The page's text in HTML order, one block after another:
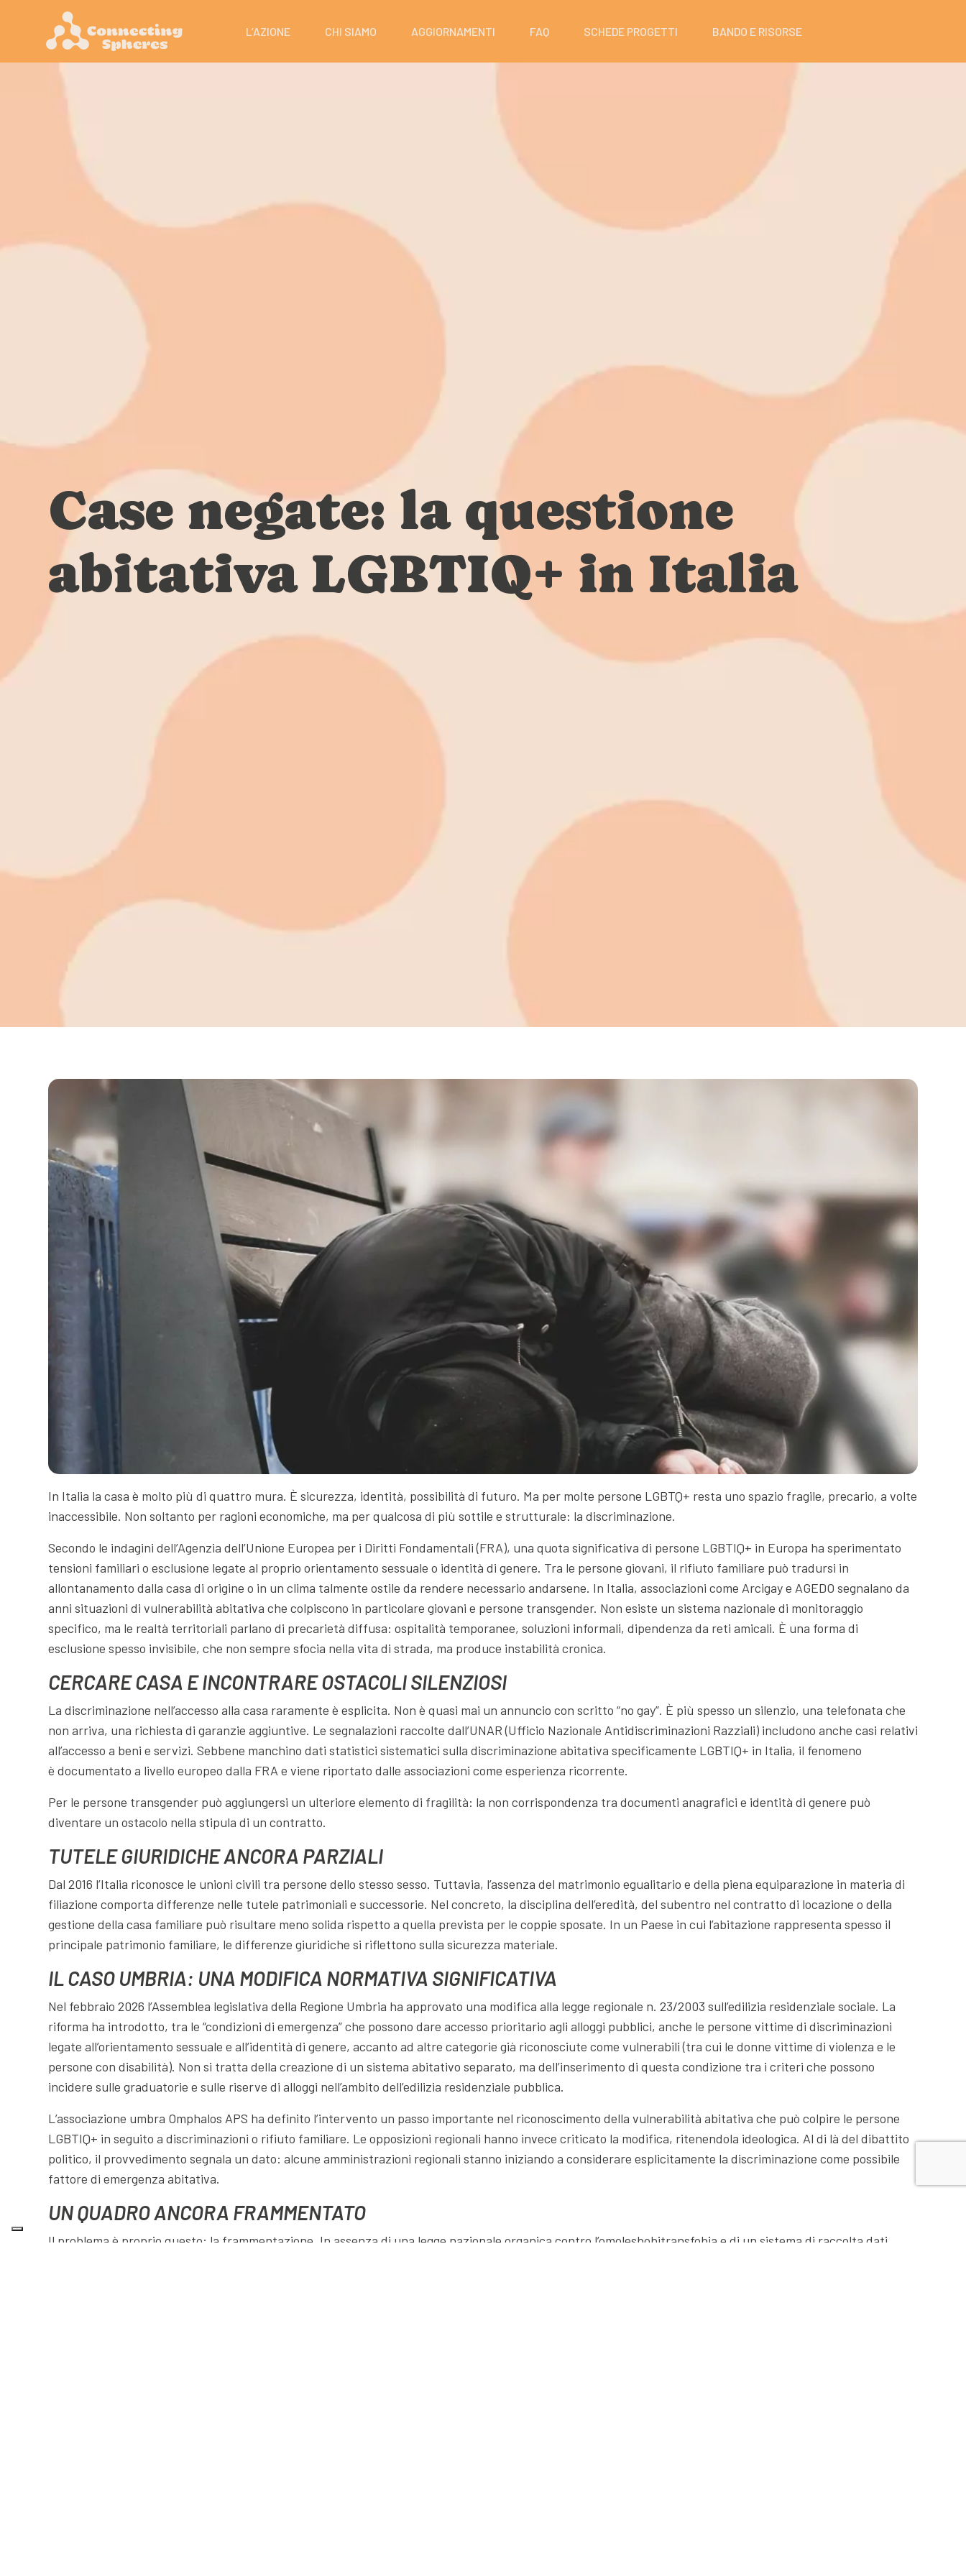
L’AZIONE CHI SIAMO AGGIORNAMENTI FAQ SCHEDE PROGETTI BANDO E RISORSE
Case negate: la questione
abitativa LGBTIQ+ in Italia
In Italia la casa è molto più di quattro mura. È sicurezza, identità, possibilità di futuro. Ma per molte persone LGBTQ+ resta uno spazio fragile, precario, a volte
inaccessibile. Non soltanto per ragioni economiche, ma per qualcosa di più sottile e strutturale: la discriminazione.
Secondo le indagini dell’Agenzia dell’Unione Europea per i Diritti Fondamentali (FRA), una quota significativa di persone LGBTIQ+ in Europa ha sperimentato
tensioni familiari o esclusione legate al proprio orientamento sessuale o identità di genere. Tra le persone giovani, il rifiuto familiare può tradursi in
allontanamento dalla casa di origine o in un clima talmente ostile da rendere necessario andarsene. In Italia, associazioni come Arcigay e AGEDO segnalano da
anni situazioni di vulnerabilità abitativa che colpiscono in particolare giovani e persone transgender. Non esiste un sistema nazionale di monitoraggio
specifico, ma le realtà territoriali parlano di precarietà diffusa: ospitalità temporanee, soluzioni informali, dipendenza da reti amicali. È una forma di
esclusione spesso invisibile, che non sempre sfocia nella vita di strada, ma produce instabilità cronica.
CERCARE CASA E INCONTRARE OSTACOLI SILENZIOSI
La discriminazione nell’accesso alla casa raramente è esplicita. Non è quasi mai un annuncio con scritto “no gay”. È più spesso un silenzio, una telefonata che
non arriva, una richiesta di garanzie aggiuntive. Le segnalazioni raccolte dall’UNAR (Ufficio Nazionale Antidiscriminazioni Razziali) includono anche casi relativi
all’accesso a beni e servizi. Sebbene manchino dati statistici sistematici sulla discriminazione abitativa specificamente LGBTIQ+ in Italia, il fenomeno
è documentato a livello europeo dalla FRA e viene riportato dalle associazioni come esperienza ricorrente.
Per le persone transgender può aggiungersi un ulteriore elemento di fragilità: la non corrispondenza tra documenti anagrafici e identità di genere può
diventare un ostacolo nella stipula di un contratto.
TUTELE GIURIDICHE ANCORA PARZIALI
Dal 2016 l’Italia riconosce le unioni civili tra persone dello stesso sesso. Tuttavia, l’assenza del matrimonio egualitario e della piena equiparazione in materia di
filiazione comporta differenze nelle tutele patrimoniali e successorie. Nel concreto, la disciplina dell’eredità, del subentro nel contratto di locazione o della
gestione della casa familiare può risultare meno solida rispetto a quella prevista per le coppie sposate. In un Paese in cui l’abitazione rappresenta spesso il
principale patrimonio familiare, le differenze giuridiche si riflettono sulla sicurezza materiale.
IL CASO UMBRIA: UNA MODIFICA NORMATIVA SIGNIFICATIVA
Nel febbraio 2026 l’Assemblea legislativa della Regione Umbria ha approvato una modifica alla legge regionale n. 23/2003 sull’edilizia residenziale sociale. La
riforma ha introdotto, tra le “condizioni di emergenza” che possono dare accesso prioritario agli alloggi pubblici, anche le persone vittime di discriminazioni
legate all’orientamento sessuale e all’identità di genere, accanto ad altre categorie già riconosciute come vulnerabili (tra cui le donne vittime di violenza e le
persone con disabilità). Non si tratta della creazione di un sistema abitativo separato, ma dell’inserimento di questa condizione tra i criteri che possono
incidere sulle graduatorie e sulle riserve di alloggi nell’ambito dell’edilizia residenziale pubblica.
L’associazione umbra Omphalos APS ha definito l’intervento un passo importante nel riconoscimento della vulnerabilità abitativa che può colpire le persone
LGBTIQ+ in seguito a discriminazioni o rifiuto familiare. Le opposizioni regionali hanno invece criticato la modifica, ritenendola ideologica. Al di là del dibattito
politico, il provvedimento segnala un dato: alcune amministrazioni regionali stanno iniziando a considerare esplicitamente la discriminazione come possibile
fattore di emergenza abitativa.
UN QUADRO ANCORA FRAMMENTATO
Il problema è proprio questo: la frammentazione. In assenza di una legge nazionale organica contro l’omolesbobitransfobia e di un sistema di raccolta dati